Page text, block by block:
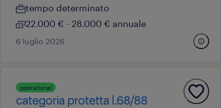
tempo determinato
22.000 € - 28.000 € annuale
6 luglio 2026
operational
categoria protetta l.68/88